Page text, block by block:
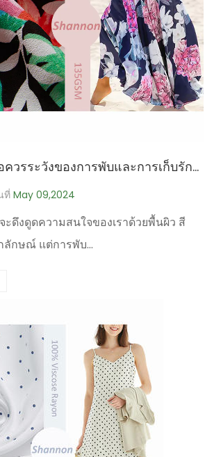
ผลกระทบและข้อควรระวังของการพับและการเก็บรักษาผ้าแปลกใหม่ในระยะยาว
ที่ May 09,2024
ดึงดูดความสนใจของเราด้วยพื้นผิว สี
ลักษณ์ แต่การพับ...